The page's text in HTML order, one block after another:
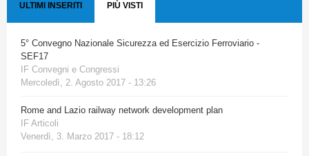
ULTIMI INSERITI PIÙ VISTI
5° Convegno Nazionale Sicurezza ed Esercizio Ferroviario -
SEF17
IF Convegni e Congressi
Mercoledì, 2. Agosto 2017 - 13:26
Rome and Lazio railway network development plan
IF Articoli
Venerdì, 3. Marzo 2017 - 18:12